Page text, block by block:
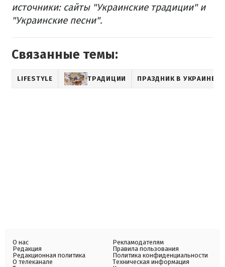
источники: сайты "Украинские традиции" и
"Украинские песни".
Связанные темы:
LIFESTYLE ТРАДИЦИИ ПРАЗДНИК В УКРАИНЕ
О нас
Редакция
Редакционная политика
О телеканале
Рекламодателям
Правила пользования
Политика конфиденциальности
Техническая информация